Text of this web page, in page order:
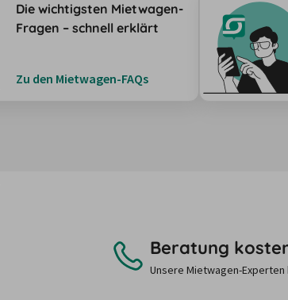
Die wichtigsten Mietwagen-
Fragen – schnell erklärt
Zu den Mietwagen-FAQs
Beratung
Unsere Mietwagen-